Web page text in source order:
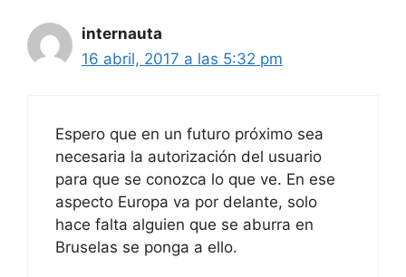
internauta
16 abril, 2017 a las 5:32 pm
Espero que en un futuro próximo sea
necesaria la autorización del usuario
para que se conozca lo que ve. En ese
aspecto Europa va por delante, solo
hace falta alguien que se aburra en
Bruselas se ponga a ello.